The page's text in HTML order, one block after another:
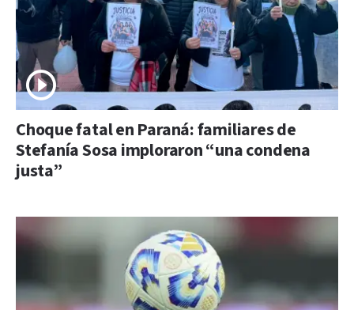
Choque fatal en Paraná: familiares de
Stefanía Sosa imploraron “una condena
justa”